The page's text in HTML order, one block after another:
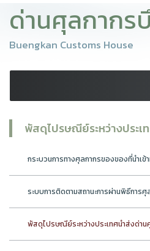
ด่านศุลกากร
Buengkan Customs House
พัสดุไปรษณีย์ระหว่างประเ
กระบวนการทางศุลกากรของของที่นำเ
ระบบการติดตามสถานะการผ่านพิธีการศุ
พัสดุไปรษณีย์ระหว่างประเทศนำส่งด่า